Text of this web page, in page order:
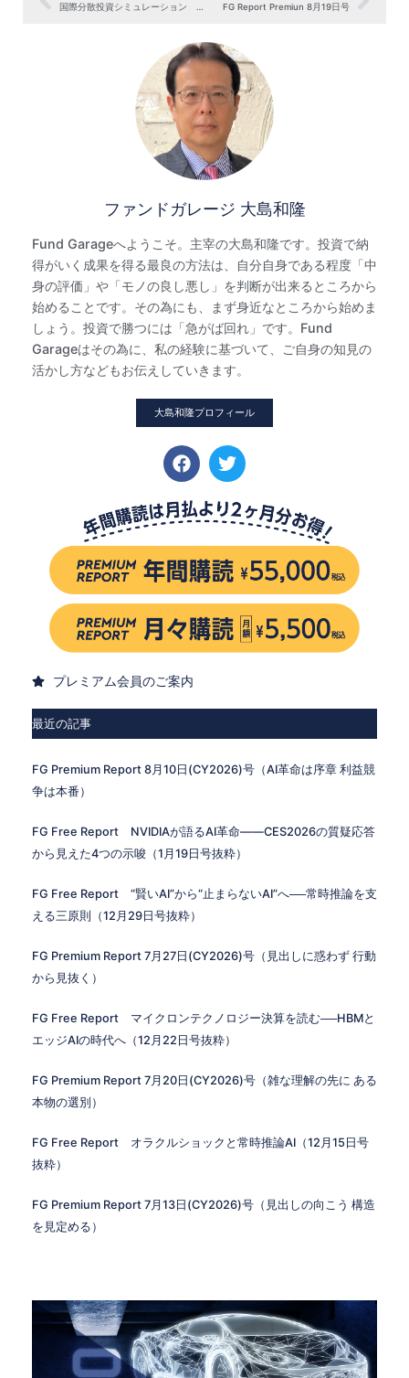
国際分散投資シミュレーション 2019年7月末
FG Report Premiun 8月19日号
ファンドガレージ 大島和隆
Fund Garageへようこそ。主宰の大島和隆です。投資で納
得がいく成果を得る最良の方法は、自分自身である程度「中
身の評価」や「モノの良し悪し」を判断が出来るところから
始めることです。その為にも、まず身近なところから始めま
しょう。投資で勝つには「急がば回れ」です。Fund
Garageはその為に、私の経験に基づいて、ご自身の知見の
活かし方などもお伝えしていきます。
大島和隆プロフィール
プレミアム会員のご案内
最近の記事
FG Premium Report 8月10日(CY2026)号（AI革命は序章 利益競
争は本番）
FG Free Report NVIDIAが語るAI革命——CES2026の質疑応答
から見えた4つの示唆（1月19日号抜粋）
FG Free Report “賢いAI”から“止まらないAI”へ──常時推論を支
える三原則（12月29日号抜粋）
FG Premium Report 7月27日(CY2026)号（見出しに惑わず 行動
から見抜く）
FG Free Report マイクロンテクノロジー決算を読む──HBMと
エッジAIの時代へ（12月22日号抜粋）
FG Premium Report 7月20日(CY2026)号（雑な理解の先に ある
本物の選別）
FG Free Report オラクルショックと常時推論AI（12月15日号
抜粋）
FG Premium Report 7月13日(CY2026)号（見出しの向こう 構造
を見定める）